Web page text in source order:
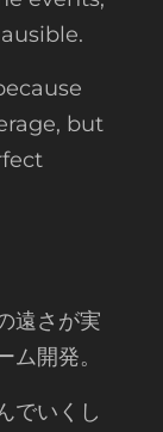
but
遠さが実
開発。
でいくし